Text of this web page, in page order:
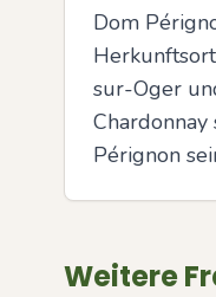
Dom
sur-Oger
Pérignon
Weitere